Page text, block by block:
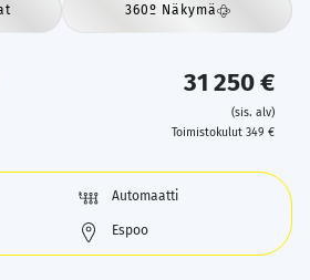
360º Näkymä
31 250 €
(sis. alv)
Toimistokulut 349 €
Automaatti
Espoo